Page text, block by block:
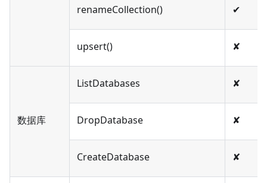
renameCollection() ✔︎
upsert() ✘
数据库
ListDatabases ✘
DropDatabase ✘
CreateDatabase ✘